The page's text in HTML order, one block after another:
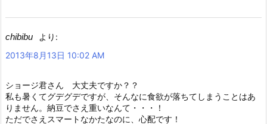
chibibu
より:
2013年8月13日 10:02 AM
ショージ君さん 大丈夫ですか？？
私も暑くてグデグデですが、そんなに食欲が落ちてしまうことはあ
りません。納豆でさえ重いなんて・・・！
ただでさえスマートなかたなのに、心配です！